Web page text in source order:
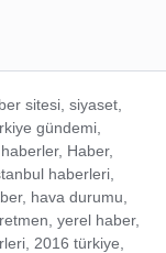
sitesi, siyaset,
gündemi,
Haber,
haberleri,
hava durumu,
yerel haber,
2016 türkiye,